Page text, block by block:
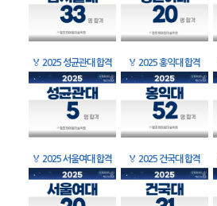
🏅 2025 성균관대 합격 🏅 2025 홍익대 합격
🏅 2025 서울여대 합격 🏅 2025 건국대 합격